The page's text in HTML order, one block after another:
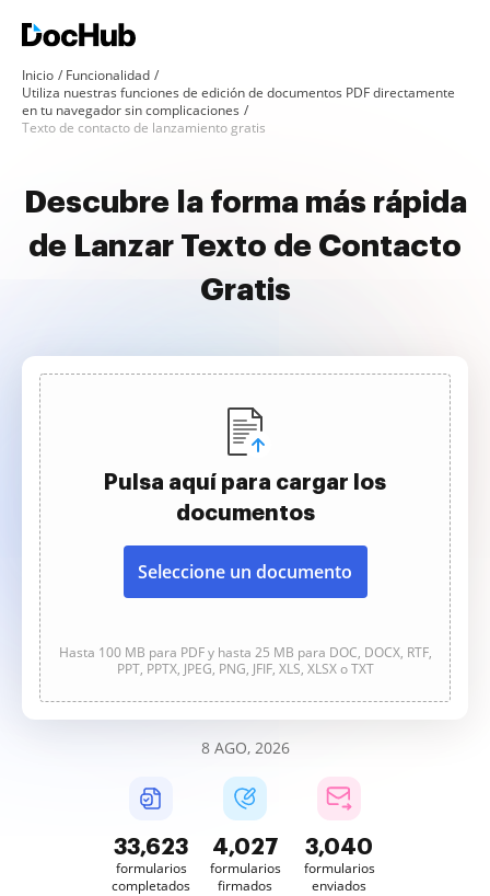
Inicio
Funcionalidad
Utiliza nuestras funciones de edición de documentos PDF directamente
en tu navegador sin complicaciones
Texto de contacto de lanzamiento gratis
Descubre la forma más rápida
de Lanzar Texto de Contacto
Gratis
Pulsa aquí para cargar los
documentos
Seleccione un documento
Hasta 100 MB para PDF y hasta 25 MB para DOC, DOCX, RTF,
PPT, PPTX, JPEG, PNG, JFIF, XLS, XLSX o TXT
8 AGO, 2026
33,623
formularios
completados
4,027
formularios
firmados
3,040
formularios
enviados